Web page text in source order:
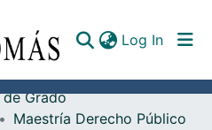
Log In
de Grado
Maestría Derecho Público